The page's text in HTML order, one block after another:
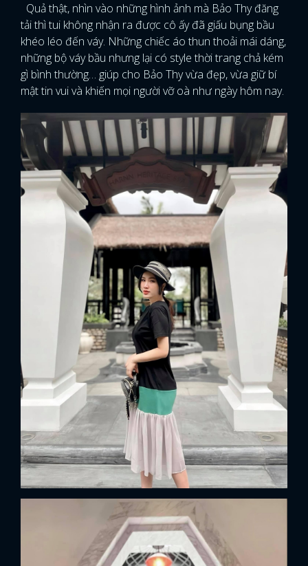
Quả thật, nhìn vào những hình ảnh mà Bảo Thy đăng
tải thì tui không nhận ra được cô ấy đã giấu bụng bầu
khéo léo đến váy. Những chiếc áo thun thoải mái dáng,
những bộ váy bầu nhưng lại có style thời trang chả kém
gì bình thường… giúp cho Bảo Thy vừa đẹp, vừa giữ bí
mật tin vui và khiến mọi người vỡ oà như ngày hôm nay.